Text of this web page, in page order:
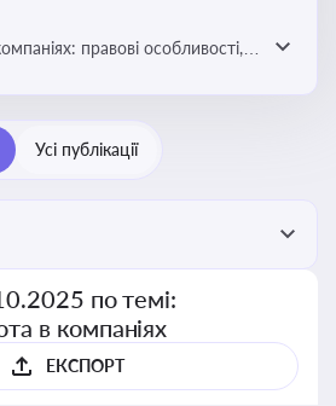
Усі публікації
по темі:
в компаніях
ЕКСПОРТ